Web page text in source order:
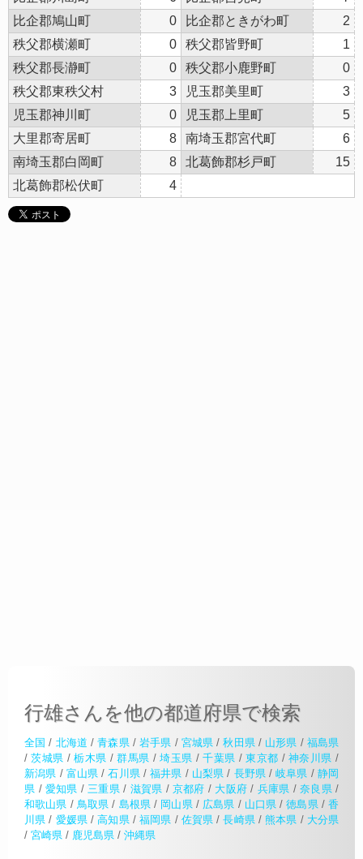
比企郡鳩山町
0 比企郡ときがわ町
2
秩父郡横瀬町
0 秩父郡皆野町
1
秩父郡長瀞町
0 秩父郡小鹿野町
0
秩父郡東秩父村
3 児玉郡美里町
3
児玉郡神川町
0 児玉郡上里町
5
大里郡寄居町
8 南埼玉郡宮代町
6
南埼玉郡白岡町
8 北葛飾郡杉戸町
15
北葛飾郡松伏町
4
行雄さんを他の都道府県で検索
全国 / 北海道 /青森県/ 岩手県 / 宮城県 /秋田県/ 山形県 / 福島県
/茨城県 /栃木県 /群馬県 /埼玉県 /千葉県 /東京都 /神奈川県 /
新潟県 / 富山県 /石川県/福井県 / 山梨県 / 長野県/岐阜県 / 静岡
県 / 愛知県 /三重県 / 滋賀県 / 京都府 / 大阪府 / 兵庫県 / 奈良県/
和歌山県 / 鳥取県 / 島根県/ 岡山県/ 広島県 / 山口県 /徳島県/香
川県 / 愛媛県/高知県/ 福岡県 / 佐賀県 /長崎県/熊本県 / 大分県
/ 宮崎県 / 鹿児島県 / 沖縄県